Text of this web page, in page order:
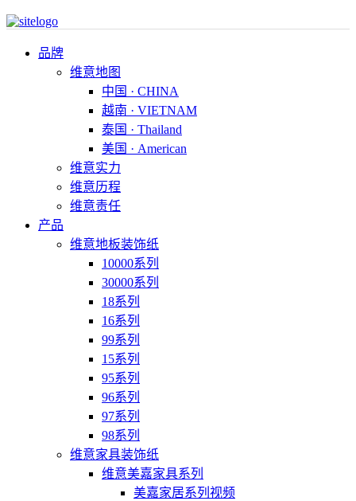
品牌
维意地图
中国 · CHINA
越南 · VIETNAM
泰国 · Thailand
美国 · American
维意实力
维意历程
维意责任
产品
维意地板装饰纸
10000系列
30000系列
18系列
16系列
99系列
15系列
95系列
96系列
97系列
98系列
维意家具装饰纸
维意美嘉家具系列
美嘉家居系列视频